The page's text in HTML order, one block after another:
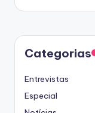
Categorias
Entrevistas
Especial